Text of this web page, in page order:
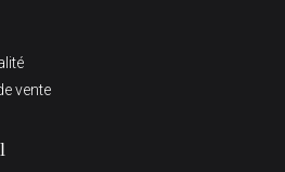
vente